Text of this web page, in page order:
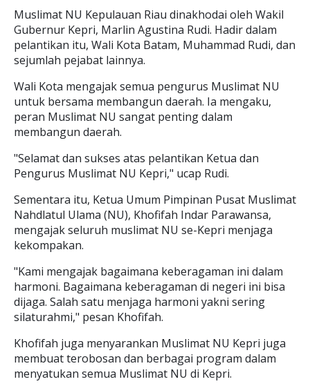
Muslimat NU Kepulauan Riau dinakhodai oleh Wakil
Gubernur Kepri, Marlin Agustina Rudi. Hadir dalam
pelantikan itu, Wali Kota Batam, Muhammad Rudi, dan
sejumlah pejabat lainnya.
Wali Kota mengajak semua pengurus Muslimat NU
untuk bersama membangun daerah. Ia mengaku,
peran Muslimat NU sangat penting dalam
membangun daerah.
"Selamat dan sukses atas pelantikan Ketua dan
Pengurus Muslimat NU Kepri," ucap Rudi.
Sementara itu, Ketua Umum Pimpinan Pusat Muslimat
Nahdlatul Ulama (NU), Khofifah Indar Parawansa,
mengajak seluruh muslimat NU se-Kepri menjaga
kekompakan.
"Kami mengajak bagaimana keberagaman ini dalam
harmoni. Bagaimana keberagaman di negeri ini bisa
dijaga. Salah satu menjaga harmoni yakni sering
silaturahmi," pesan Khofifah.
Khofifah juga menyarankan Muslimat NU Kepri juga
membuat terobosan dan berbagai program dalam
menyatukan semua Muslimat NU di Kepri.